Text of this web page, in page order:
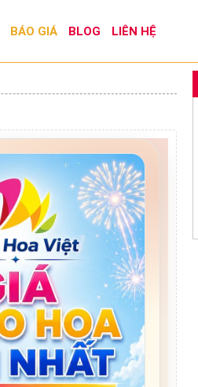
BÁO GIÁ BLOG LIÊN HỆ